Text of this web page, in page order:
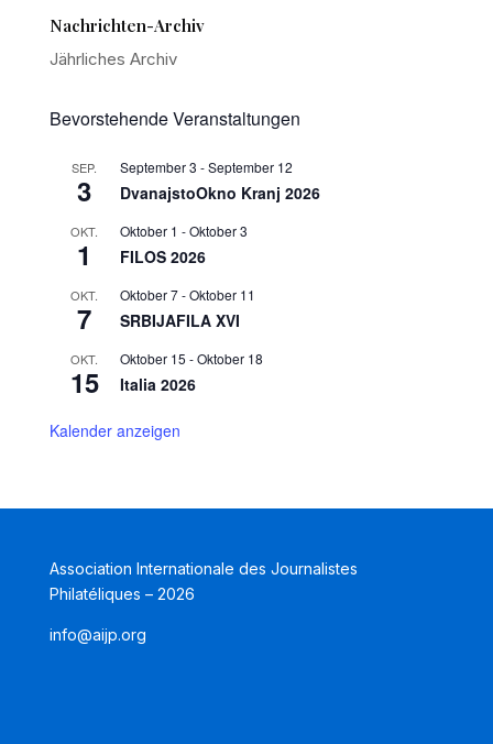
Nachrichten-Archiv
Jährliches Archiv
Bevorstehende Veranstaltungen
SEP.
3
September 3 -September 12
DvanajstoOkno Kranj 2026
OKT.
1
Oktober 1 -Oktober 3
FILOS 2026
OKT.
7
Oktober 7-Oktober 11
SRBIJAFILA XVI
OKT.
15
Oktober 15 -Oktober 18
Italia 2026
Kalender anzeigen
Association Internationale des Journalistes
Philatéliques – 2026
info@aijp.org